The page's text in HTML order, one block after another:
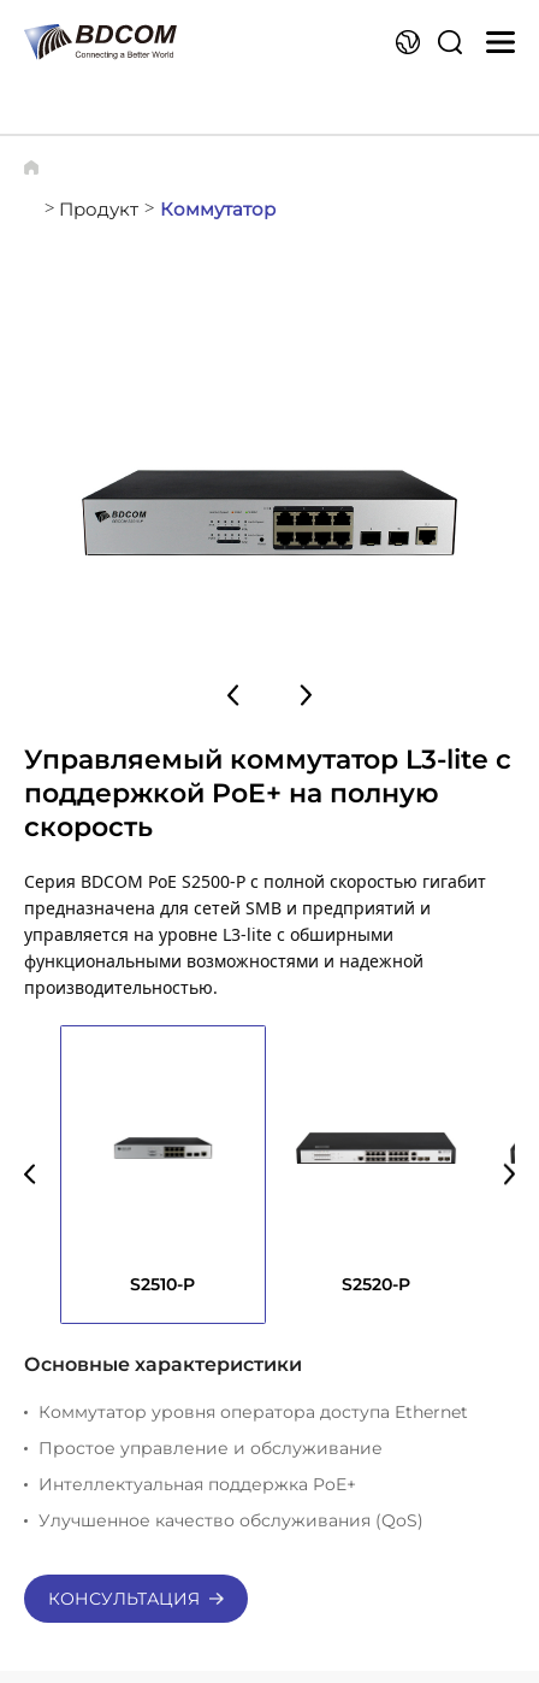
> Продукт > Коммутатор
Управляемый коммутатор L3-lite с
поддержкой PoE+ на полную
скорость
Серия BDCOM PoE S2500-P с полной скоростью гигабит
предназначена для сетей SMB и предприятий и
управляется на уровне L3-lite с обширными
функциональными возможностями и надежной
производительностью.
S2510-P S2520-P
Основные характеристики
Коммутатор уровня оператора доступа Ethernet
Простое управление и обслуживание
Интеллектуальная поддержка PoE+
Улучшенное качество обслуживания (QoS)
КОНСУЛЬТАЦИЯ